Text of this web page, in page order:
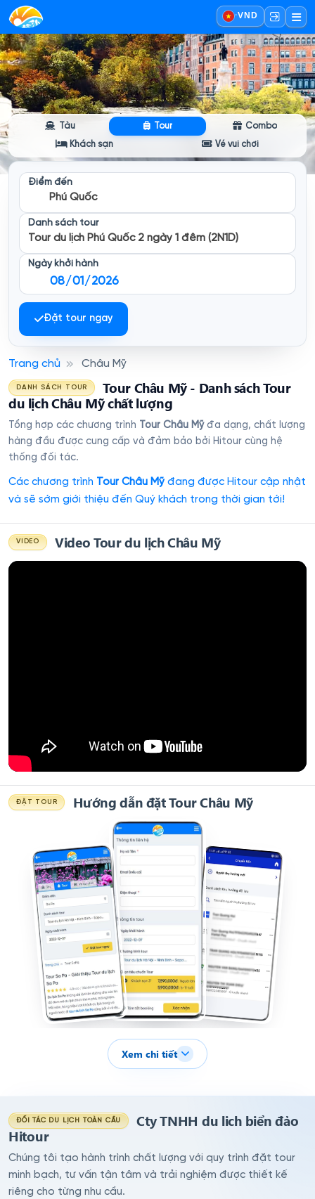
·VND
Tàu Tour Combo
Khách sạn Vé vui chơi
Điểm đến
Phú Quốc
Danh sách tour
Tour du lịch Phú Quốc 2 ngày 1 đêm (2N1D)
Ngày khởi hành
Đặt tour ngay
Trang chủ Châu Mỹ
DANH SÁCH TOUR
Tour Châu Mỹ - Danh sách Tour
du lịch Châu Mỹ chất lượng
Tổng hợp các chương trình Tour Châu Mỹđa dạng, chất lượng
hàng đầu được cung cấp và đảm bảo bởi Hitour cùng hệ
thống đối tác.
Các chương trình Tour Châu Mỹđang được Hitour cập nhật
và sẽ sớm giới thiệu đến Quý khách trong thời gian tới!
VIDEO Video Tour du lịch Châu Mỹ
ĐẶT TOUR Hướng dẫn đặt Tour Châu Mỹ
Xem chi tiết
ĐỐI TÁC DU LỊCH TOÀN CẦU
Cty TNHH du lich biển đảo
Hitour
Chúng tôi tạo hành trình chất lượng với quy trình đặt tour
minh bạch, tư vấn tận tâm và trải nghiệm được thiết kế
riêng cho từng nhu cầu.